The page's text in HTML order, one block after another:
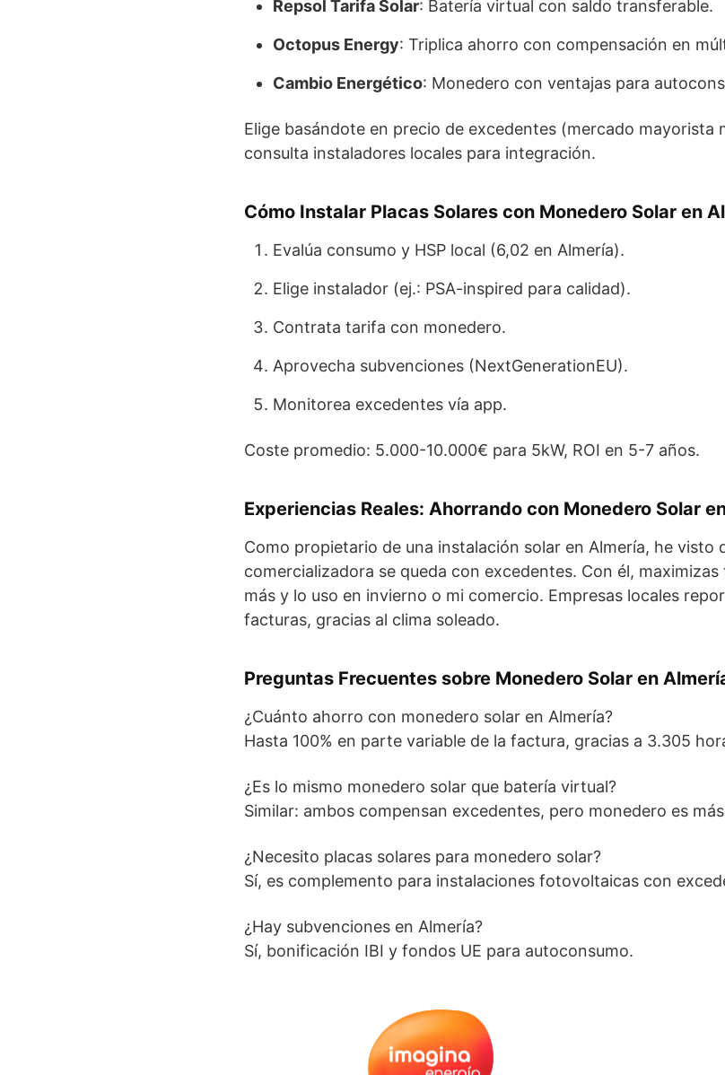
Repsol Tarifa Solar: Batería virtual con saldo transferable.
Octopus Energy: Triplica ahorro con compensación en
Cambio Energético: Monedero con ventajas para
Elige basándote en precio de excedentes (mercado mayorista
consulta instaladores locales para integración.
Cómo Instalar Placas Solares con Monedero Solar en
Evalúa consumo y HSP local (6,02 en Almería).
Elige instalador (ej.: PSA-inspired para calidad).
Contrata tarifa con monedero.
Aprovecha subvenciones (NextGenerationEU).
Monitorea excedentes vía app.
Coste promedio: 5.000-10.000€ para 5kW, ROI en 5-7 años.
Experiencias Reales: Ahorrando con Monedero Solar
Como propietario de una instalación solar en Almería, he visto
comercializadora se queda con excedentes. Con él,
más y lo uso en invierno o mi comercio. Empresas locales
facturas, gracias al clima soleado.
Preguntas Frecuentes sobre Monedero Solar en
¿Cuánto ahorro con monedero solar en Almería?
Hasta 100% en parte variable de la factura, gracias a 3.305
¿Es lo mismo monedero solar que batería virtual?
Similar: ambos compensan excedentes, pero monedero es
¿Necesito placas solares para monedero solar?
Sí, es complemento para instalaciones fotovoltaicas con
¿Hay subvenciones en Almería?
Sí, bonificación IBI y fondos UE para autoconsumo.